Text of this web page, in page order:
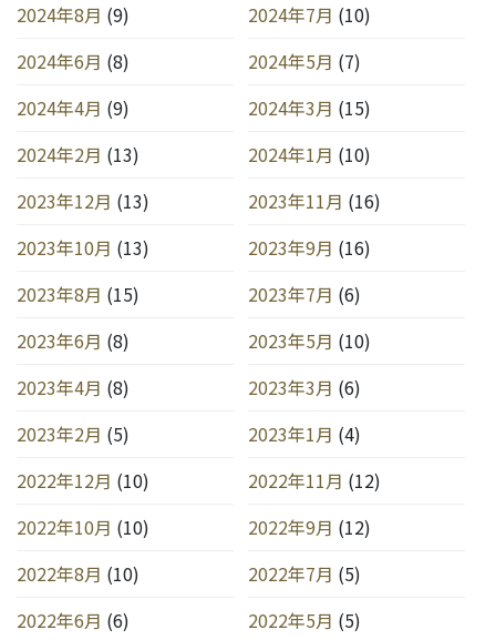
2024年8月 (9) 2024年7月 (10)
2024年6月 (8) 2024年5月 (7)
2024年4月 (9) 2024年3月 (15)
2024年2月 (13) 2024年1月 (10)
2023年12月 (13) 2023年11月 (16)
2023年10月 (13) 2023年9月 (16)
2023年8月 (15) 2023年7月 (6)
2023年6月 (8) 2023年5月 (10)
2023年4月 (8) 2023年3月 (6)
2023年2月 (5) 2023年1月 (4)
2022年12月 (10) 2022年11月 (12)
2022年10月 (10) 2022年9月 (12)
2022年8月 (10) 2022年7月 (5)
2022年6月 (6) 2022年5月 (5)